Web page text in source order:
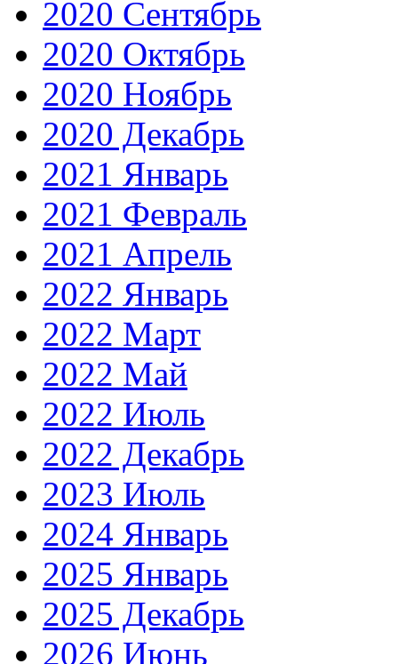
2020 Сентябрь
2020 Октябрь
2020 Ноябрь
2020 Декабрь
2021 Январь
2021 Февраль
2021 Апрель
2022 Январь
2022 Март
2022 Май
2022 Июль
2022 Декабрь
2023 Июль
2024 Январь
2025 Январь
2025 Декабрь
2026 Июнь